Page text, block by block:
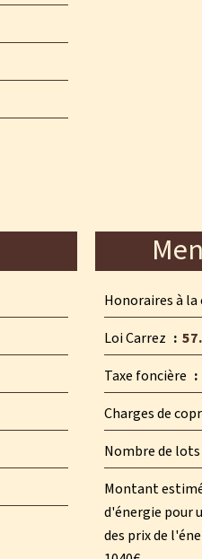
Honoraires à la
Loi Carrez
Taxe foncière
Charges de
Nombre de
Montant
d'énergie pour
des prix de